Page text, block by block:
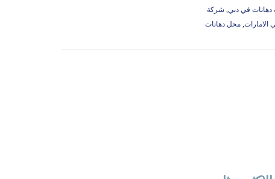
في دبي, شركة
, محل دهانات